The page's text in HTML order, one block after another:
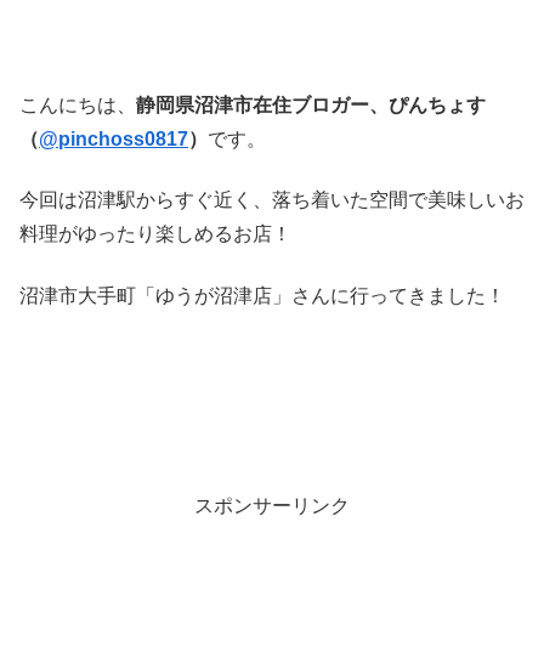
こんにちは、 静岡県沼津市在住ブロガー、ぴんちょす
（@pinchoss0817） です。
今回は沼津駅からすぐ近く、落ち着いた空間で美味しいお
料理がゆったり楽しめるお店！
沼津市大手町「ゆうが沼津店」さんに行ってきました！
スポンサーリンク